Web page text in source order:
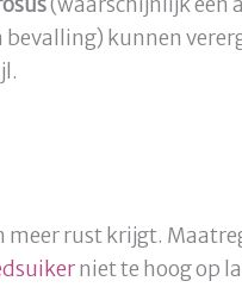
kunnen
meer rust krijgt.
niet te hoog op